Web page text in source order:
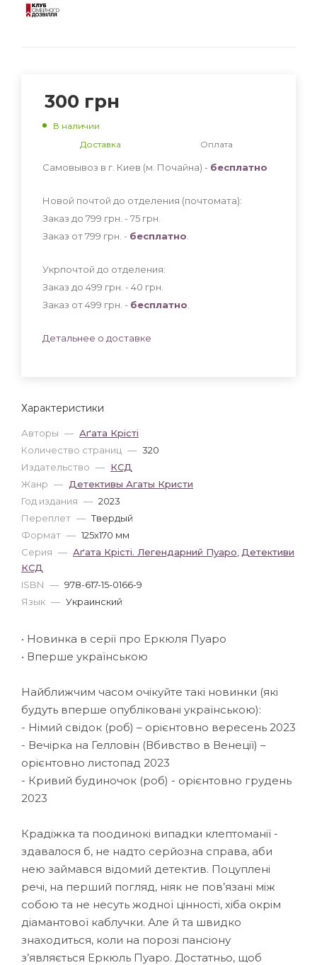
Характеристики
Авторы — Аґата Крісті
Количество страниц — 320
Издательство — КСД
Жанр — Детективы Агаты Кристи
Год издания — 2023
Переплет — Твердый
Формат — 125x170 мм
Серия — Аґата Крісті. Легендарний Пуаро Детективи
КСД
ISBN — 978-617-15-0166-9
Язык — Украинский
300 грн
В наличии
Доставка
Оплата
Самовывоз в г. Киев (м. Почайна) - бесплатно
Новой почтой до отделения (почтомата):
Заказ до 799 грн. - 75 грн
Заказ от 799 грн. - бесплатно
Укрпочтой до отделения:
Заказ до 499 грн. - 40 грн
Заказ от 499 грн. - бесплатно
Детальнее о доставке
• Новинка в серії про Еркюля Пуаро
• Вперше українською
Найближчим часом очікуйте такі новинки (які
будуть вперше опубліковані українською):
- Німий свідок (роб) – орієнтовно вересень 2023
- Вечірка на Гелловін (Вбивство в Венеції) –
орієнтовно листопад 2023
- Кривий будиночок (роб) - орієнтовно грудень
2023
Крадіжка та поодинокі випадки клептоманії -
здавалося б, не надто серйозна справа, аби
нею займався відомий детектив. Поцуплені
речі, на перший погляд, ніяк не пов’язані між
собою та не несуть жодної цінності, хіба окрім
діамантової каблучки. Але й та швидко
знаходиться, коли на порозі пансіону
з’являється Еркюль Пуаро. Достатньо, щоб